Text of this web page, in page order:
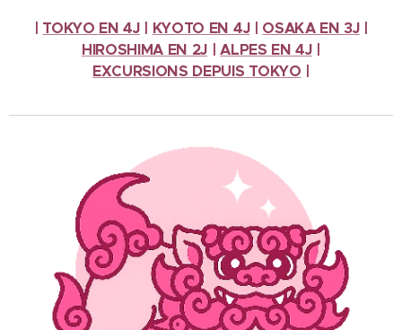
TOKYO EN 4J KYOTO EN 4J OSAKA EN 3J
HIROSHIMA EN 2J
|ALPES EN 4J
EXCURSIONS DEPUIS TOKYO